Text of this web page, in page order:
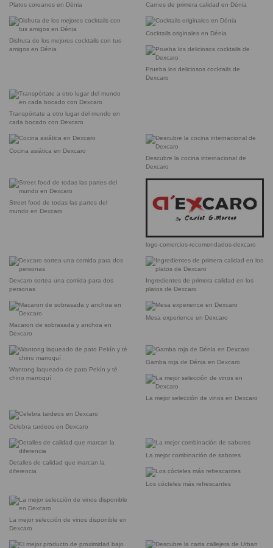
Platos coreanos en Dénia Carnes de primera calidad en Dénia
Disfruta de los mejores cocktails con tus
amigos en Dénia
Cocktails originales en Dénia
Prueba los deliciosos cocktails de
Dexcaro
Transpórtate a otro lugar del mundo en
cada bocado con Dexcaro
Cocina asiática en Dexcaro
Descubre la cocina internacional de
Dexcaro
Street food de todas las partes del
mundo en Dexcaro
logo-comercios-recomendados-dexcaro
Dexcaro sortea una comida para dos
personas
Ingredientes de primera calidad en los
platos de Dexcaro
Macaron de sobrasada y anchoa en
Dexcaro
Mesa experience en Dexcaro
Wantong laqueado de pato Pekín y té
chino marroquí
Gamba roja de Dénia en Dexcaro
La mejor selección de vinos en Dexcaro
Celebra tardeos en Dexcaro
Detalles de calidad que marcan la
diferencia
La mejor combinación de sabores
Los cócteles más refrescantes
La mejor selección de vinos disponible en
Dexcaro